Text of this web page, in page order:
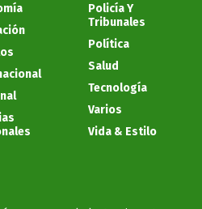
Policía Y
Tribunales
Política
Salud
Tecnología
Varios
Vida & Estilo